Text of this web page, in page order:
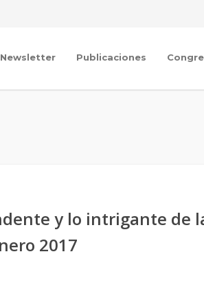
Newsletter Publicaciones
y lo intrigante de
2017